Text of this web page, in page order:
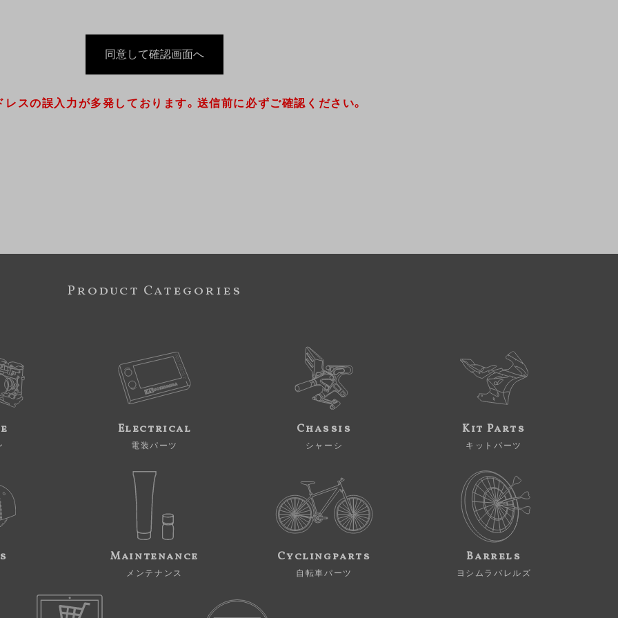
レスの誤入力が多発しております。送信前に必ずご確認ください。
Product Categories
Electrical
電装パーツ
Chassis
シャーシ
Kit Parts
キットパーツ
Maintenance
メンテナンス
Cyclingparts
自転車パーツ
Barrels
ヨシムラバレルズ